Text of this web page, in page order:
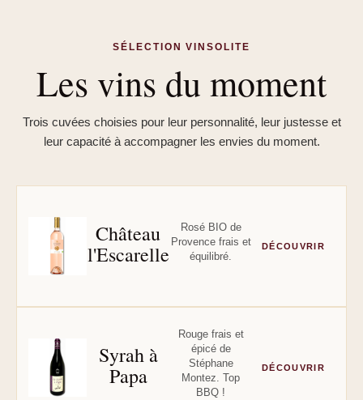
SÉLECTION VINSOLITE
Les vins du moment
Trois cuvées choisies pour leur personnalité, leur justesse et
leur capacité à accompagner les envies du moment.
Château
l'Escarelle
Rosé BIO de
Provence frais et
équilibré.
DÉCOUVRIR
Syrah à
Papa
Rouge frais et
épicé de
Stéphane
Montez. Top
BBQ !
DÉCOUVRIR